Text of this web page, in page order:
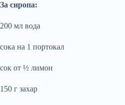
За сиропа:
200 мл вода
сока на 1 портокал
сок от ½ лимон
150 г захар